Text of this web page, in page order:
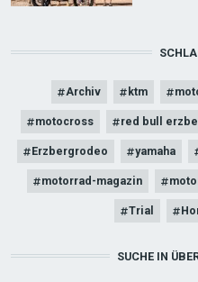
Archiv ktm
motocross red bull
Erzbergrodeo yamaha
motorrad-magazin
Trial
SUCHE IN